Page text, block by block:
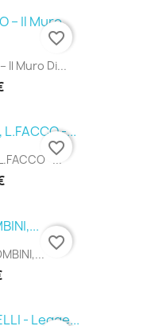
Il Muro Di...
favorite_border
-...
favorite_border
favorite_border